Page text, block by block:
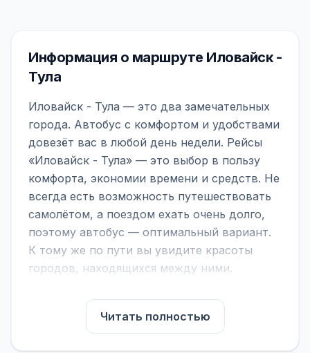
Информация о маршруте Иловайск -
Тула
Иловайск - Тула — это два замечательных
города. Автобус с комфортом и удобствами
довезёт вас в любой день недели. Рейсы
«Иловайск - Тула» — это выбор в пользу
комфорта, экономии времени и средств. Не
всегда есть возможность путешествовать
самолётом, а поездом ехать очень долго,
поэтому автобус — оптимальный вариант.
К тому же по пути вы увидите красоты
городов, находящихся между ними.
На нашем сайте вы можете найти
расписание автобусов Иловайск - Тула,
сравнить рейсы и выбрать подходящий.
Читать полностью